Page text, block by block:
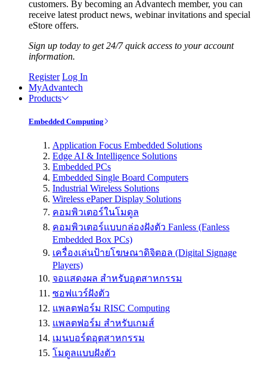
customers. By becoming an Advantech member, you can
receive latest product news, webinar invitations and special
eStore offers.
Sign up today to get 24/7 quick access to your account
information.
Register Log In
MyAdvantech
Products
Embedded Computing
Application Focus Embedded Solutions
Edge AI & Intelligence Solutions
Embedded PCs
Embedded Single Board Computers
Industrial Wireless Solutions
Wireless ePaper Display Solutions
คอมพิวเตอร์ในโมดูล
คอมพิวเตอร์แบบกล่องฝังตัว Fanless (Fanless
Embedded Box PCs)
เครื่องเล่นป้ายโฆษณาดิจิตอล (Digital Signage
Players)
จอแสดงผล สำหรับอุตสาหกรรม
ซอฟแวร์ฝังตัว
แพลตฟอร์ม RISC Computing
แพลตฟอร์ม สำหรับเกมส์
เมนบอร์ดอุตสาหกรรม
โมดูลแบบฝังตัว